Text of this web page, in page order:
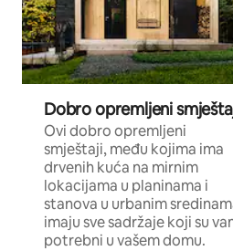
Dobro opremljeni
Ovi dobro opremljeni
smještaji, među kojima ima
drvenih kuća na mirnim
lokacijama u planinama i
stanova u urbanim
imaju sve sadržaje koji su
potrebni u vašem domu.